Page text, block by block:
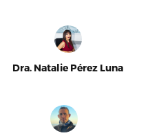
Dra. Natalie Pérez Luna